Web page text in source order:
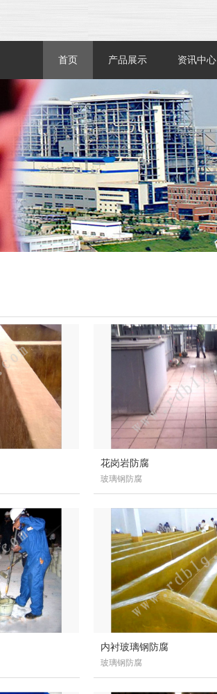
首页 产品展示 资讯中心
花岗岩防腐
玻璃钢防腐
内衬玻璃钢防腐
玻璃钢防腐